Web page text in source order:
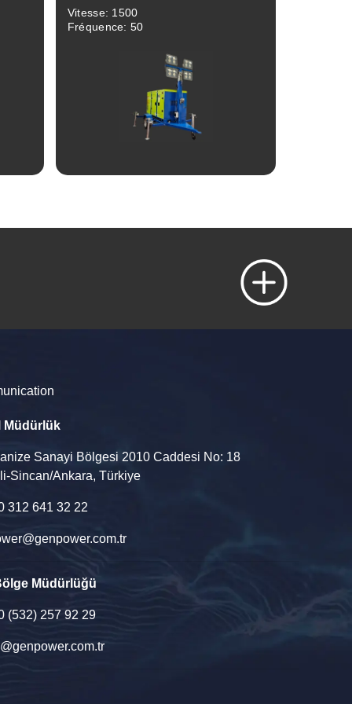
Vitesse: 1500
Fréquence: 50
Müdürlük
Sanayi Bölgesi 2010 Caddesi No: 18
Sincan/Ankara, Türkiye
312 641 32 22
Müdürlüğü
(532) 257 92 29